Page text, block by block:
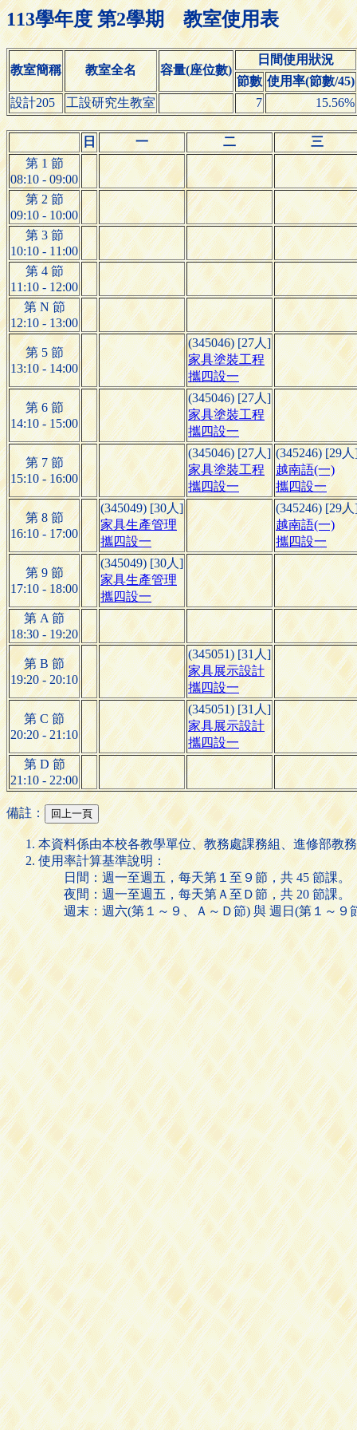
113學年度 第2學期 教室使用表
教室簡稱 教室全名 容量(座位數)
日間使用狀況
節數 使用率(節數/45)
設計205
工設研究生教室 7 15.56%
日 一 二
三
第 1 節
08:10 - 09:00
第 2 節
09:10 - 10:00
第 3 節
10:10 - 11:00
第 4 節
11:10 - 12:00
第 N 節
12:10 - 13:00
第 5 節
13:10 - 14:00
(345046) [27人]
家具塗裝工程
攜四設一
第 6 節
14:10 - 15:00
(345046) [27人]
家具塗裝工程
攜四設一
第 7 節
15:10 - 16:00
(345046) [27人]
家具塗裝工程
攜四設一
(345246) [29
越南語(一)
攜四設一
第 8 節
16:10 - 17:00
(345049) [30人]
家具生產管理
攜四設一
(345246) [29
越南語(一)
攜四設一
第 9 節
17:10 - 18:00
(345049) [30人]
家具生產管理
攜四設一
第 A 節
18:30 - 19:20
第 B 節
19:20 - 20:10
(345051) [31人]
家具展示設計
攜四設一
第 C 節
20:20 - 21:10
(345051) [31人]
家具展示設計
攜四設一
第 D 節
21:10 - 22:00
備註：
本資料係由本校各教學單位、教務處課務組、進修部教
使用率計算基準說明：
日間：週一至週五，每天第１至９節，共 45 節課。
夜間：週一至週五，每天第Ａ至Ｄ節，共 20 節課。
週末：週六(第１～９、Ａ～Ｄ節) 與 週日(第１～９